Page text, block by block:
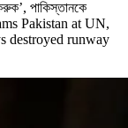
পাকিস্তানকে
Pakistan at UN,
destroyed runway